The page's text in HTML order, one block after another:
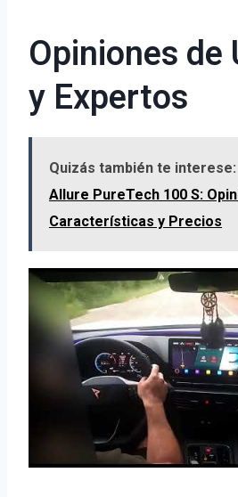
Opiniones de
y Expertos
Quizás también te interese:
Allure PureTech 100 S:
Características y Precios